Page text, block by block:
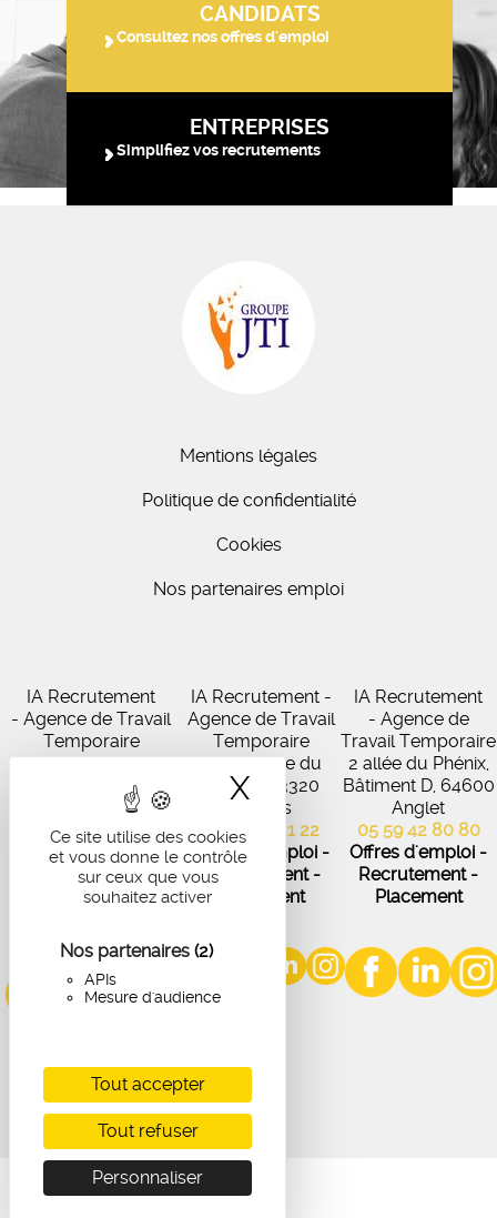
Ce site utilise des cookies
et vous donne le contrôle
sur ceux que vous
souhaitez activer
Nos partenaires (2)
APIs
Mesure d'audience
Tout accepter
Tout refuser
Personnaliser
X Masquer le
CANDIDATS
Consultez nos offres d'emploi
ENTREPRISES
Simplifiez vos recrutements
Mentions légales
Politique de confidentialité
Cookies
Nos partenaires emploi
IA Recrutement
- Agence de Travail
Temporaire
27 Avenue de
Virecourt, 33370
Artigues-près-
Bordeaux
05 56 67 48 57
Offres d'emploi -
Recrutement -
IA Recrutement -
Agence de Travail
Temporaire
102 Avenue du
Médoc, 33320
Eysines
05 56 45 21 22
Offres d'emploi -
Recrutement -
Placement
IA Recrutement
- Agence de
Travail Temporaire
2 allée du Phénix,
Bâtiment D, 64600
Anglet
05 59 42 80 80
Offres d'emploi -
Recrutement -
Placement